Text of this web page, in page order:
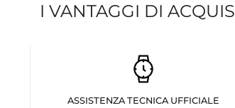
I VANTAGGI DI
ASSISTENZA TECNICA UFFICIALE